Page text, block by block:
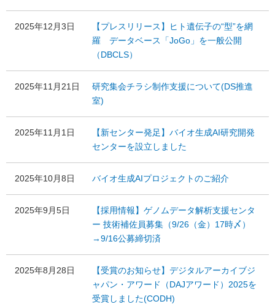
2025年12月3日
【プレスリリース】ヒト遺伝子の“型”を網
羅 データベース「JoGo」を一般公開
（DBCLS）
2025年11月21日
研究集会チラシ制作支援について(DS推進
室)
2025年11月1日
【新センター発足】バイオ生成AI研究開発
センターを設立しました
2025年10月8日 バイオ生成AIプロジェクトのご紹介
2025年9月5日
【採用情報】ゲノムデータ解析支援センタ
ー 技術補佐員募集（9/26（金）17時〆）
→9/16公募締切済
2025年8月28日
【受賞のお知らせ】デジタルアーカイブジ
ャパン・アワード（DAJアワード）2025を
受賞しました(CODH)